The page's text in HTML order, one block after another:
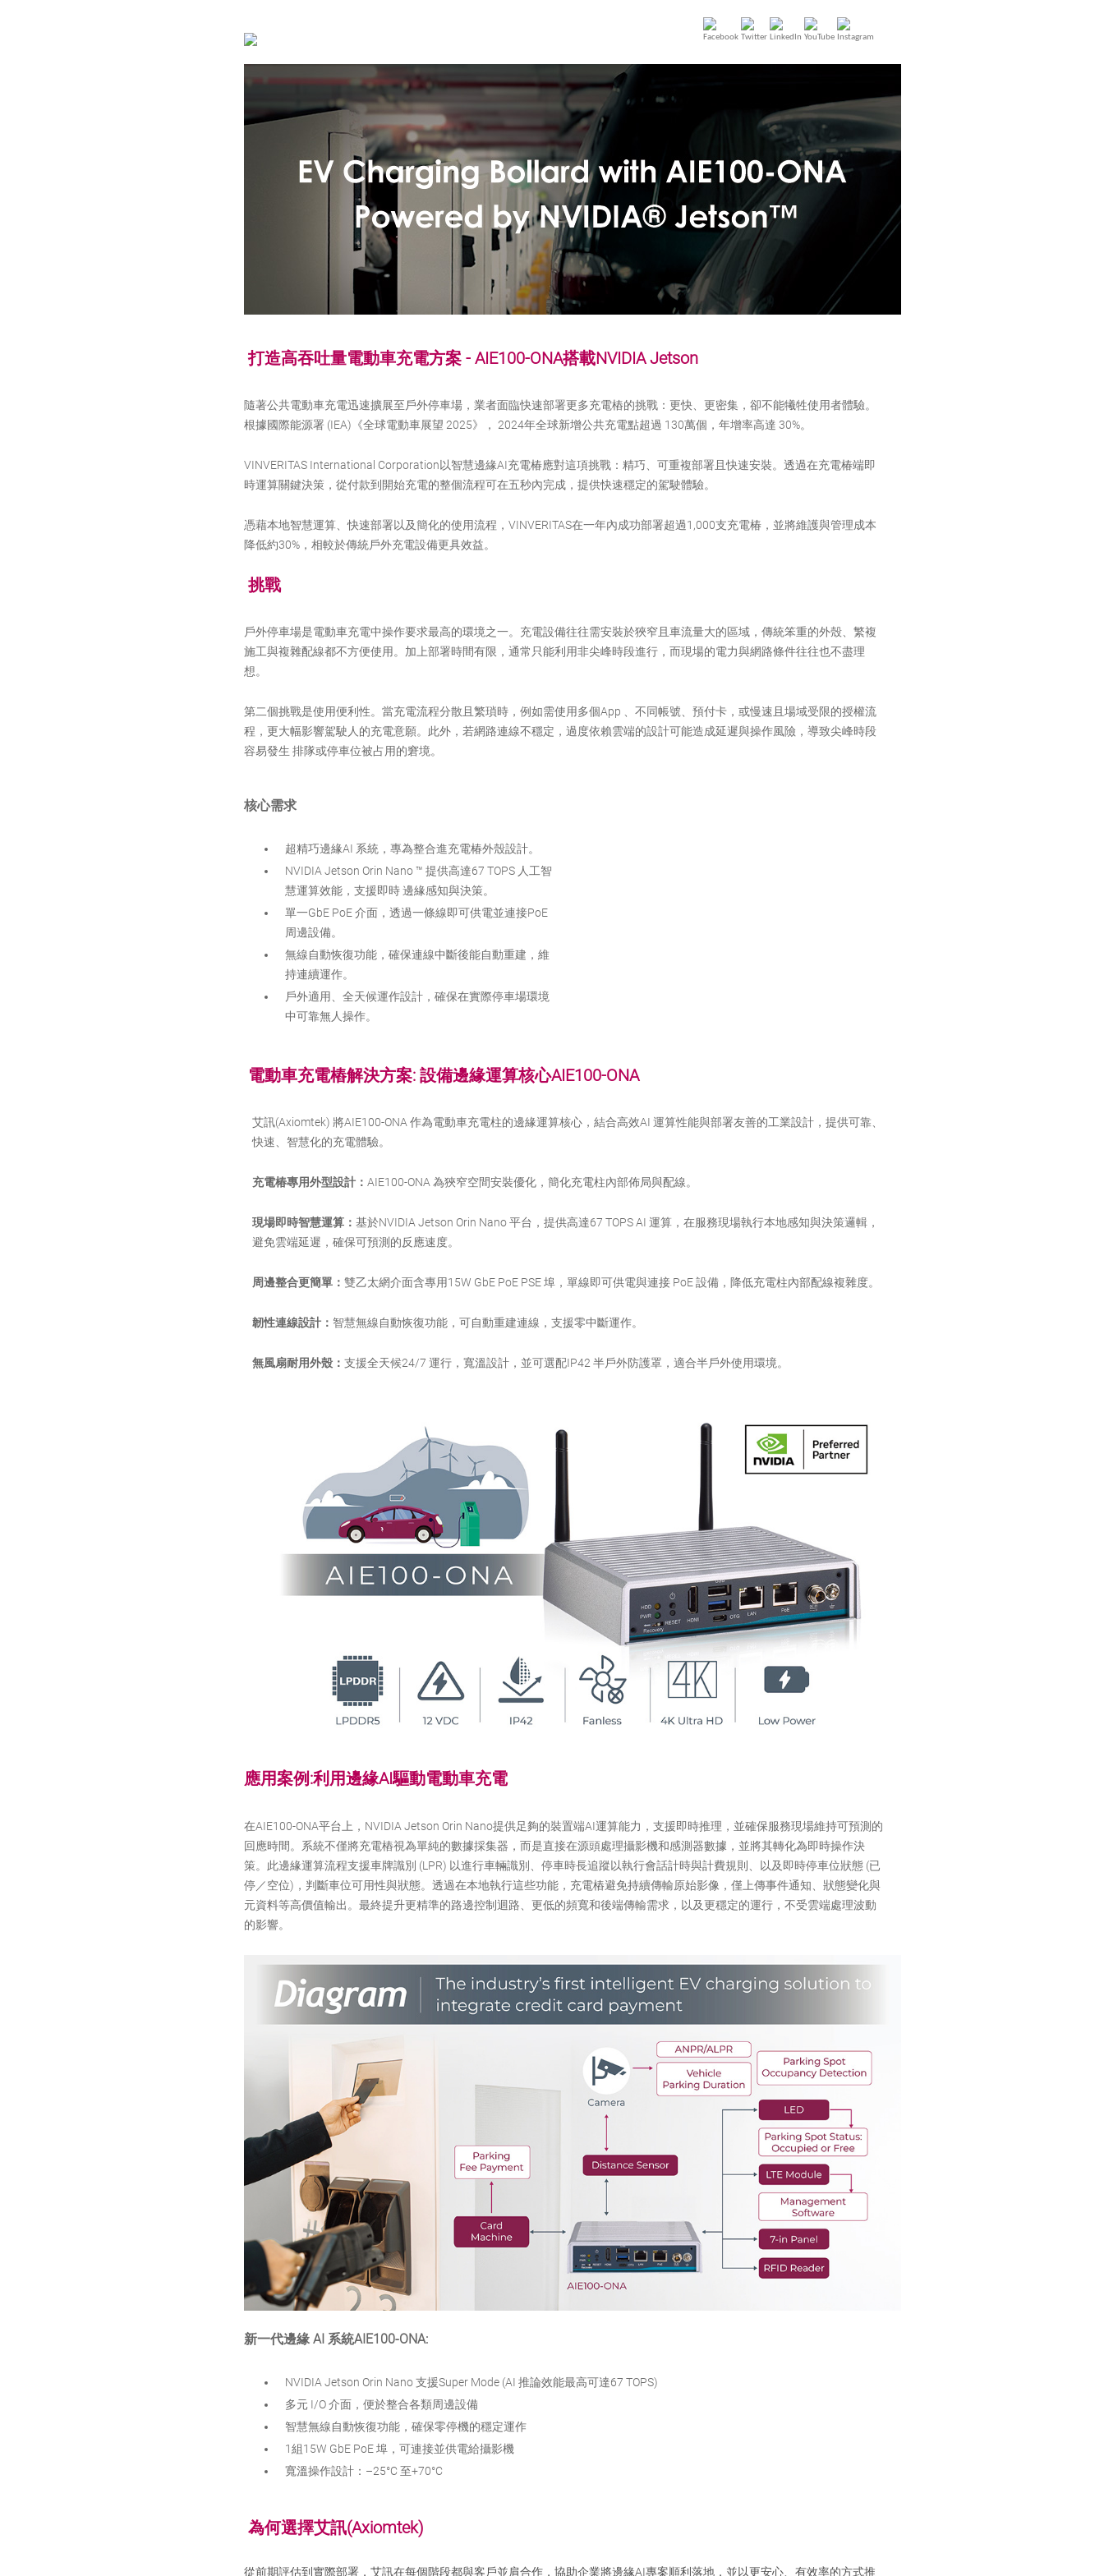
打造高吞吐量電動車充電方案 - AIE100-ONA搭載NVIDIA Jetson
隨著公共電動車充電迅速擴展至戶外停車場，業者面臨快速部署更多充電樁的挑戰：更快、更密集，卻不能犧牲使用者體驗。
根據國際能源署 (IEA)《全球電動車展望 2025》， 2024年全球新增公共充電點超過 130萬個，年增率高達 30%。
VINVERITAS International Corporation以智慧邊緣AI充電椿應對這項挑戰：精巧、可重複部署且快速安裝。透過在充電椿端即
時運算關鍵決策，從付款到開始充電的整個流程可在五秒內完成，提供快速穩定的駕駛體驗。
憑藉本地智慧運算、快速部署以及簡化的使用流程，VINVERITAS在一年內成功部署超過1,000支充電椿，並將維護與管理成本
降低約30%，相較於傳統戶外充電設備更具效益。
挑戰
戶外停車場是電動車充電中操作要求最高的環境之一。充電設備往往需安裝於狹窄且車流量大的區域，傳統笨重的外殼、繁複
施工與複雜配線都不方便使用。加上部署時間有限，通常只能利用非尖峰時段進行，而現場的電力與網路條件往往也不盡理
想。
第二個挑戰是使用便利性。當充電流程分散且繁瑣時，例如需使用多個App 、不同帳號、預付卡，或慢速且場域受限的授權流
程，更大幅影響駕駛人的充電意願。此外，若網路連線不穩定，過度依賴雲端的設計可能造成延遲與操作風險，導致尖峰時段
容易發生 排隊或停車位被占用的窘境。
核心需求
超精巧邊緣AI 系統，專為整合進充電椿外殼設計。
NVIDIA Jetson Orin Nano ™ 提供高達67 TOPS 人工智
慧運算效能，支援即時 邊緣感知與決策。
單一GbE PoE 介面，透過一條線即可供電並連接PoE
周邊設備。
無線自動恢復功能，確保連線中斷後能自動重建，維
持連續運作。
戶外適用、全天候運作設計，確保在實際停車場環境
中可靠無人操作。
電動車充電樁解決方案: 設備邊緣運算核心AIE100-ONA
艾訊(Axiomtek) 將AIE100-ONA 作為電動車充電柱的邊緣運算核心，結合高效AI 運算性能與部署友善的工業設計，提供可靠、
快速、智慧化的充電體驗。
充電椿專用外型設計： AIE100-ONA 為狹窄空間安裝優化，簡化充電柱內部佈局與配線。
現場即時智慧運算： 基於NVIDIA Jetson Orin Nano 平台，提供高達67 TOPS AI 運算，在服務現場執行本地感知與決策邏輯，
避免雲端延遲，確保可預測的反應速度。
周邊整合更簡單： 雙乙太網介面含專用15W GbE PoE PSE 埠，單線即可供電與連接 PoE 設備，降低充電柱內部配線複雜度。
韌性連線設計： 智慧無線自動恢復功能，可自動重建連線，支援零中斷運作。
無風扇耐用外殼： 支援全天候24/7 運行，寬溫設計，並可選配IP42 半戶外防護罩，適合半戶外使用環境。
應用案例:利用邊緣AI驅動電動車充電
在AIE100-ONA平台上，NVIDIA Jetson Orin Nano提供足夠的裝置端AI運算能力，支援即時推理，並確保服務現場維持可預測的
回應時間。系統不僅將充電樁視為單純的數據採集器，而是直接在源頭處理攝影機和感測器數據，並將其轉化為即時操作決
策。此邊緣運算流程支援車牌識別 (LPR) 以進行車輛識別、停車時長追蹤以執行會話計時與計費規則、以及即時停車位狀態 (已
停／空位)，判斷車位可用性與狀態。透過在本地執行這些功能，充電樁避免持續傳輸原始影像，僅上傳事件通知、狀態變化與
元資料等高價值輸出。最終提升更精準的路邊控制迴路、更低的頻寬和後端傳輸需求，以及更穩定的運行，不受雲端處理波動
的影響。
新一代邊緣 AI 系統AIE100-ONA:
NVIDIA Jetson Orin Nano 支援Super Mode (AI 推論效能最高可達67 TOPS)
多元 I/O 介面，便於整合各類周邊設備
智慧無線自動恢復功能，確保零停機的穩定運作
1組15W GbE PoE 埠，可連接並供電給攝影機
寬溫操作設計：–25°C 至+70°C
為何選擇艾訊(Axiomtek)
從前期評估到實際部署，艾訊在每個階段都與客戶並肩合作，協助企業將邊緣AI專案順利落地，並以更安心、有效率的方式推